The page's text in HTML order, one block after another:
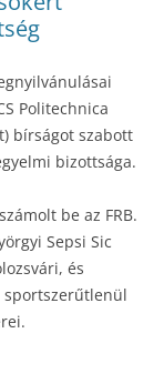
Politechnica
bírságot szabott
bizottsága.
be az FRB.
Sepsi Sic
és
sportszerűtlenül